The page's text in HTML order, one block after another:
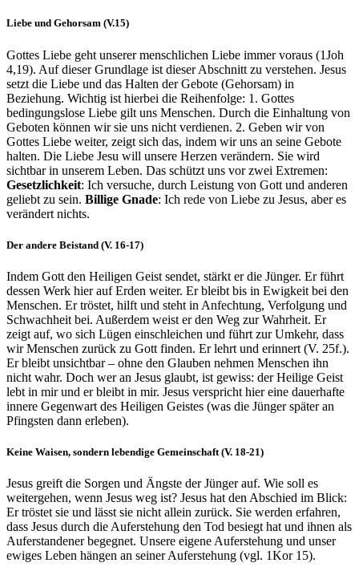
Liebe und Gehorsam (V.15)
Gottes Liebe geht unserer menschlichen Liebe immer voraus (1Joh
4,19). Auf dieser Grundlage ist dieser Abschnitt zu verstehen. Jesus
setzt die Liebe und das Halten der Gebote (Gehorsam) in
Beziehung. Wichtig ist hierbei die Reihenfolge: 1. Gottes
bedingungslose Liebe gilt uns Menschen. Durch die Einhaltung von
Geboten können wir sie uns nicht verdienen. 2. Geben wir von
Gottes Liebe weiter, zeigt sich das, indem wir uns an seine Gebote
halten. Die Liebe Jesu will unsere Herzen verändern. Sie wird
sichtbar in unserem Leben. Das schützt uns vor zwei Extremen:
Gesetzlichkeit: Ich versuche, durch Leistung von Gott und anderen
geliebt zu sein. Billige Gnade: Ich rede von Liebe zu Jesus, aber es
verändert nichts.
Der andere Beistand (V. 16-17)
Indem Gott den Heiligen Geist sendet, stärkt er die Jünger. Er führt
dessen Werk hier auf Erden weiter. Er bleibt bis in Ewigkeit bei den
Menschen. Er tröstet, hilft und steht in Anfechtung, Verfolgung und
Schwachheit bei. Außerdem weist er den Weg zur Wahrheit. Er
zeigt auf, wo sich Lügen einschleichen und führt zur Umkehr, dass
wir Menschen zurück zu Gott finden. Er lehrt und erinnert (V. 25f.).
Er bleibt unsichtbar – ohne den Glauben nehmen Menschen ihn
nicht wahr. Doch wer an Jesus glaubt, ist gewiss: der Heilige Geist
lebt in mir und er bleibt in mir. Jesus verspricht hier eine dauerhafte
innere Gegenwart des Heiligen Geistes (was die Jünger später an
Pfingsten dann erleben).
Keine Waisen, sondern lebendige Gemeinschaft (V. 18-21)
Jesus greift die Sorgen und Ängste der Jünger auf. Wie soll es
weitergehen, wenn Jesus weg ist? Jesus hat den Abschied im Blick:
Er tröstet sie und lässt sie nicht allein zurück. Sie werden erfahren,
dass Jesus durch die Auferstehung den Tod besiegt hat und ihnen als
Auferstandener begegnet. Unsere eigene Auferstehung und unser
ewiges Leben hängen an seiner Auferstehung (vgl. 1Kor 15).